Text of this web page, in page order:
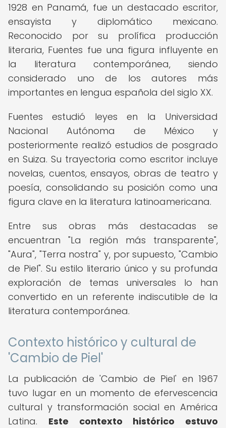
1928 en Panamá, fue un destacado escritor,
ensayista y diplomático mexicano.
Reconocido por su prolífica producción
literaria, Fuentes fue una figura influyente en
la literatura contemporánea, siendo
considerado uno de los autores más
importantes en lengua española del siglo XX.
Fuentes estudió leyes en la Universidad
Nacional Autónoma de México y
posteriormente realizó estudios de posgrado
en Suiza. Su trayectoria como escritor incluye
novelas, cuentos, ensayos, obras de teatro y
poesía, consolidando su posición como una
figura clave en la literatura latinoamericana.
Entre sus obras más destacadas se
encuentran "La región más transparente",
"Aura", "Terra nostra" y, por supuesto, "Cambio
de Piel". Su estilo literario único y su profunda
exploración de temas universales lo han
convertido en un referente indiscutible de la
literatura contemporánea.
Contexto histórico y cultural de
'Cambio de Piel'
La publicación de 'Cambio de Piel' en 1967
tuvo lugar en un momento de efervescencia
cultural y transformación social en América
Latina. Este contexto histórico estuvo